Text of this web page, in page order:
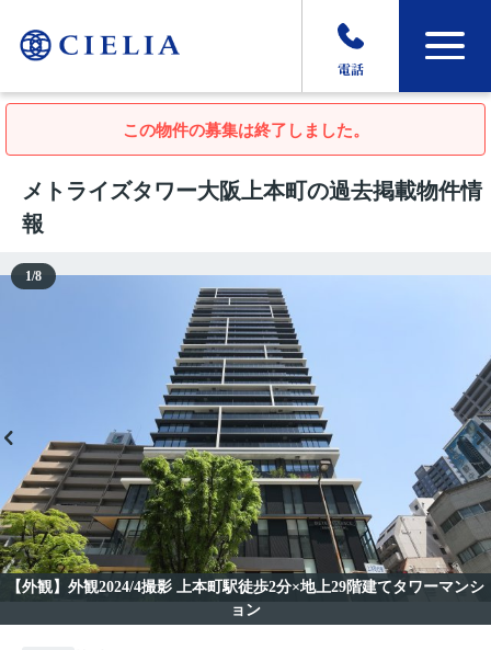
電話
この物件の募集は終了しました。
メトライズタワー大阪上本町の過去掲載物件情
報
【外観】外観2024/4撮影 上本町駅徒歩2分×地上29階建てタワーマンシ
ョン
1/8